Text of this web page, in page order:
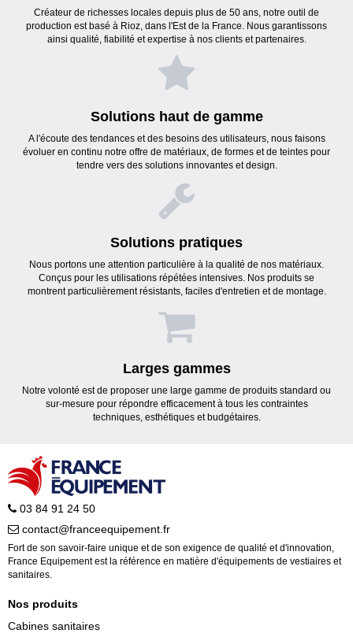
Créateur de richesses locales depuis plus de 50 ans, notre outil de
production est basé à Rioz, dans l'Est de la France. Nous garantissons
ainsi qualité, fiabilité et expertise à nos clients et partenaires.
Solutions haut de gamme
A l'écoute des tendances et des besoins des utilisateurs, nous faisons
évoluer en continu notre offre de matériaux, de formes et de teintes pour
tendre vers des solutions innovantes et design.
Solutions pratiques
Nous portons une attention particulière à la qualité de nos matériaux.
Conçus pour les utilisations répétées intensives. Nos produits se
montrent particulièrement résistants, faciles d'entretien et de montage.
Larges gammes
Notre volonté est de proposer une large gamme de produits standard ou
sur-mesure pour répondre efficacement à tous les contraintes
techniques, esthétiques et budgétaires.
03 84 91 24 50
contact@franceequipement.fr
Fort de son savoir-faire unique et de son exigence de qualité et d'innovation,
France Equipement est la référence en matière d'équipements de vestiaires et
sanitaires.
Nos produits
Cabines sanitaires